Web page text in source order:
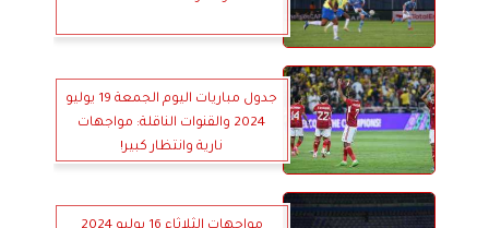
جدول مباريات اليوم الجمعة 19 يوليو
2024 والقنوات الناقلة: مواجهات
نارية وانتظار كبير!